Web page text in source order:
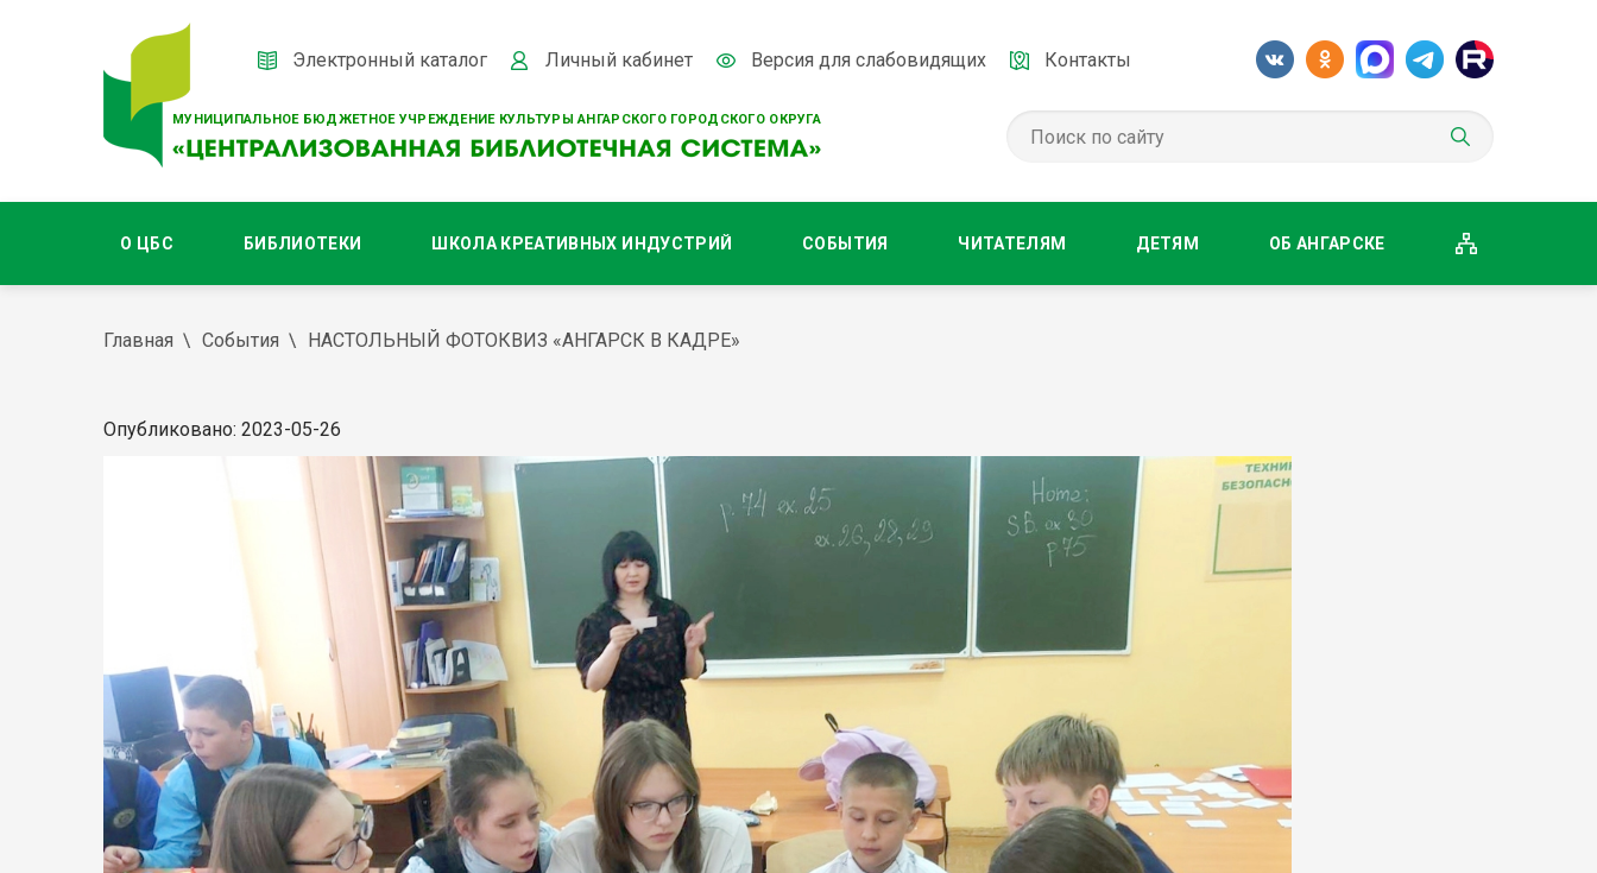
МУНИЦИПАЛЬНОЕ БЮДЖЕТНОЕ УЧРЕЖДЕНИЕ КУЛЬТУРЫ АНГАРСКОГО ГОРОДСКОГО ОКРУГА
Электронный каталог Личный кабинет Версия для слабовидящих Контакты
О ЦБС БИБЛИОТЕКИ ШКОЛА КРЕАТИВНЫХ ИНДУСТРИЙ СОБЫТИЯ ЧИТАТЕЛЯМ ДЕТЯМ ОБ АНГАРСКЕ
Главная События НАСТОЛЬНЫЙ ФОТОКВИЗ «АНГАРСК В КАДРЕ»
Опубликовано: 2023-05-26